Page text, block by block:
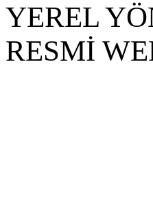
YEREL
RESMİ